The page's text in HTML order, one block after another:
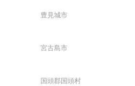
豊見城市
宮古島市
国頭郡国頭村